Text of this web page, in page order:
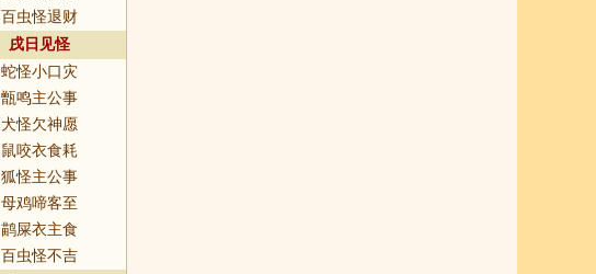
百虫怪退财
戌日见怪
蛇怪小口灾
甑鸣主公事
犬怪欠神愿
鼠咬衣食耗
狐怪主公事
母鸡啼客至
鹋屎衣主食
百虫怪不吉